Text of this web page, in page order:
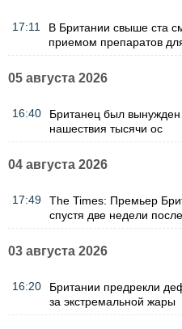
17:11
В Британии свыше ста
приемом препаратов
05 августа 2026
16:40
Британец был вынужден
нашествия тысячи ос
04 августа 2026
17:49
The Times: Премьер
спустя две недели
03 августа 2026
16:20
Британии предрекли
за экстремальной жары